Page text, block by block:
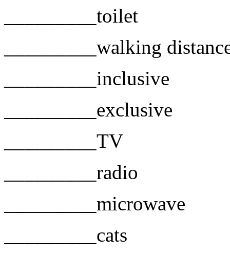
_________toilet
_________walking
_________inclusive
_________exclusive
_________TV
_________radio
_________microwave
_________cats